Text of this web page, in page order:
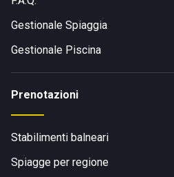
Gestionale Spiaggia
Gestionale Piscina
Prenotazioni
Stabilimenti balneari
Spiagge per regione